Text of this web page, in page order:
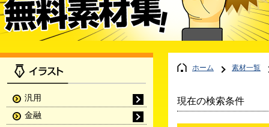
ホーム 素材一覧
現在の検索条件
汎用
金融